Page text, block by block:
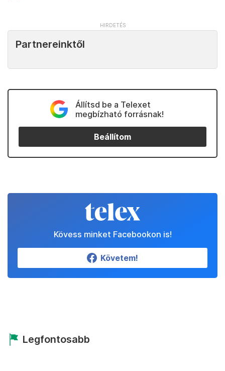
Partnereinktől
Állítsd be a Telexet
megbízható forrásnak!
Beállítom
Kövess minket Facebookon is!
Követem!
Legfontosabb